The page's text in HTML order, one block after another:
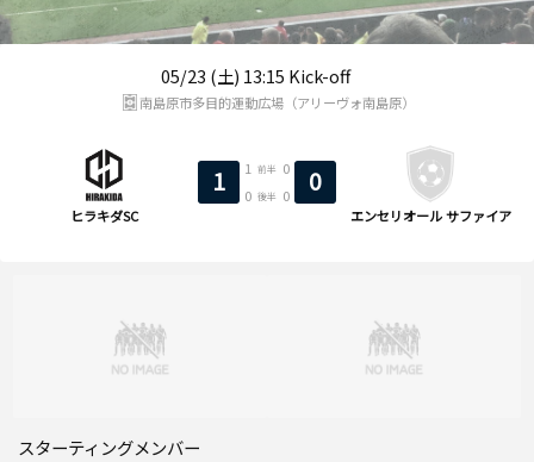
05/23 (土) 13:15 Kick-off
ヒラキダSC
1 1 前半
0
0 後半 0 0
エンセリオール サファイア
南島原市多目的運動広場（アリーヴォ南島原）
スターティングメンバー